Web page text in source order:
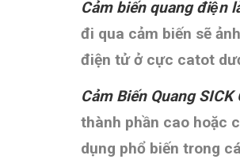
Cảm biến quang điện
đi qua cảm biến sẽ
điện tử ở cực catot
Cảm Biến Quang SICK
thành phần cao hoặc
dụng phổ biến trong